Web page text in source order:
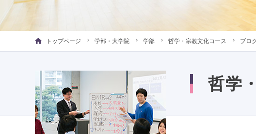
トップページ 学部・大学院 学部 哲学・宗教文化コース ブロ
哲学